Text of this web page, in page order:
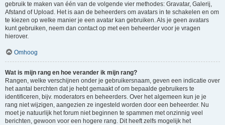
gebruik te maken van één van de volgende vier methodes: Gravatar, Galerij,
Afstand of Upload. Het is aan de beheerders om avatars in te schakelen en om
te kiezen op welke manier je een avatar kan gebruiken. Als je geen avatars
kunt gebruiken, neem dan contact op met een beheerder voor je vragen
hierover.
Omhoog
Wat is mijn rang en hoe verander ik mijn rang?
Rangen, welke verschijnen onder je gebruikersnaam, geven een indicatie over
het aantal berchten dat je hebt gemaakt of om bepaalde gebruikers te
identificeren, bijv. moderators en beheerders. Over het algemeen kun je je
rang niet wijzigen, aangezien ze ingesteld worden door een beheerder. Nu
moet je natuurlijk het forum niet beginnen te spammen met onzinnig veel
berichten, gewoon voor een hogere rang. Dit heeft zelfs mogelijk het